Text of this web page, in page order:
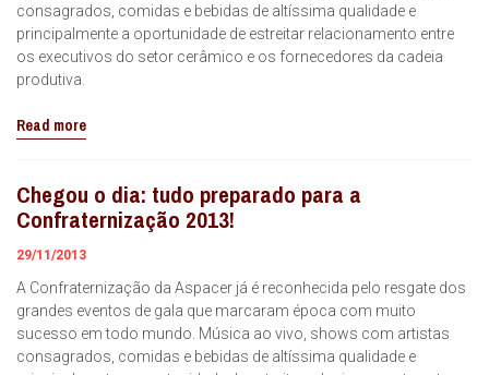
consagrados, comidas e bebidas de altíssima qualidade e
principalmente a oportunidade de estreitar relacionamento entre
os executivos do setor cerâmico e os fornecedores da cadeia
produtiva.
Read more
Chegou o dia: tudo preparado para a
Confraternização 2013!
29/11/2013
A Confraternização da Aspacer já é reconhecida pelo resgate dos
grandes eventos de gala que marcaram época com muito
sucesso em todo mundo. Música ao vivo, shows com artistas
consagrados, comidas e bebidas de altíssima qualidade e